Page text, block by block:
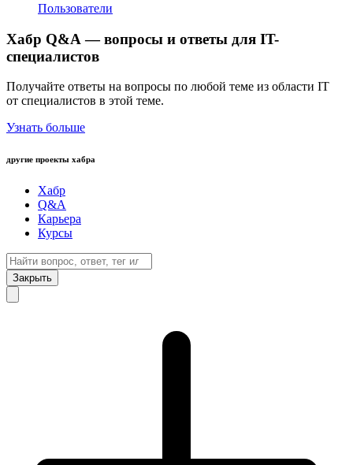
Пользователи
Хабр Q&A — вопросы и ответы для IT-
специалистов
Получайте ответы на вопросы по любой теме из области IT
от специалистов в этой теме.
Узнать больше
другие проекты хабра
Хабр
Q&A
Карьера
Курсы
Закрыть